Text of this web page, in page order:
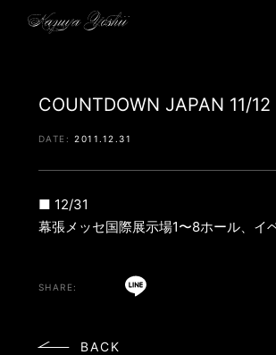
COUNTDOWN JAPAN 11/12
2011.12.31
■ 12/31
幕張メッセ国際展示場1〜8ホール、イ
BACK